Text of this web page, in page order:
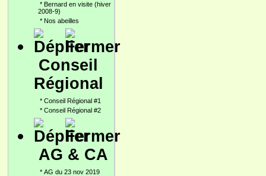
* Bernard en visite (hiver
2008-9)
* Nos abeilles
Conseil
Régional
* Conseil Régional #1
* Conseil Régional #2
AG & CA
* AG du 23 nov 2019